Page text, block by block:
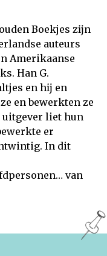
Boekjes zĳn
auteurs
Amerikaanse
Han G.
en hĳ en
en bewerkten ze
uitgever liet hun
er
In dit
van